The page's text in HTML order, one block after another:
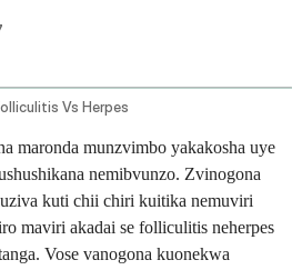
Vs Herpes
maronda munzvimbo yakakosha uye
nemibvunzo. Zvinogona
kuti chii chiri kuitika nemuviri
maviri akadai se folliculitis neherpes
Vose vanogona kuonekwa